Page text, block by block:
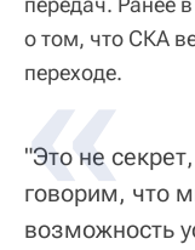
о том, что СКА
переходе.
"Это не
говорим, что
возможность